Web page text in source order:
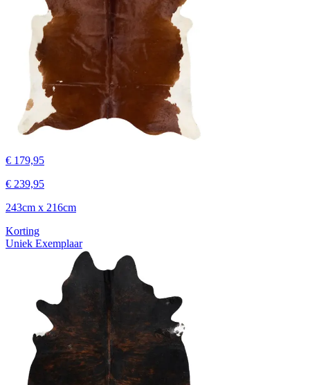
€ 179,95
€ 239,95
243cm x 216cm
Korting
Uniek Exemplaar